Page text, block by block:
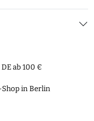
ab 100 €
in Berlin